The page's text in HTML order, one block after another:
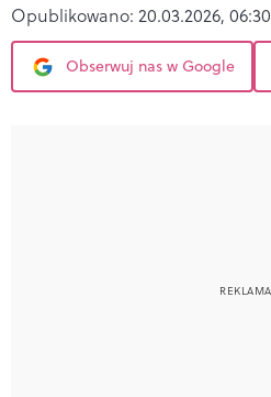
Opublikowano: 20.03.2026, 06:30
Obserwuj nas w Google